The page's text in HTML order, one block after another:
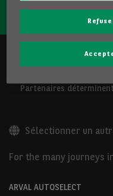
Les véhicules
Partenaires
Sélectionner un
For the many journeys
ARVAL AUTOSELECT